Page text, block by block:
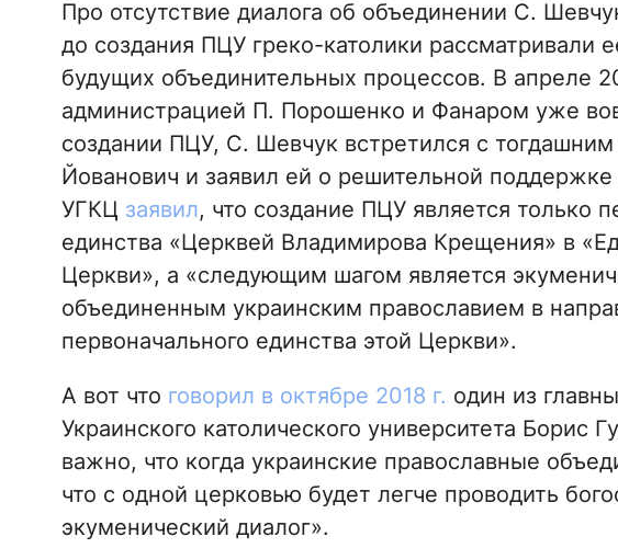
Про отсутствие диалога об объединении С.
до создания ПЦУ греко-католики рассматривали
будущих объединительных процессов. В апреле
администрацией П. Порошенко и Фанаром уже
создании ПЦУ, С. Шевчук встретился с
Йованович и заявил ей о решительной
УГКЦ заявил, что создание ПЦУ является только
единства «Церквей Владимирова Крещения» в
Церкви», а «следующим шагом является
объединенным украинским православием в
первоначального единства этой Церкви».
А вот что говорил в октябре 2018 г. один из
Украинского католического университета Борис
важно, что когда украинские православные
что с одной церковью будет легче проводить
экуменический диалог».